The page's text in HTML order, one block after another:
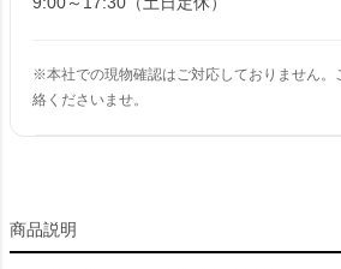
※本社での現物確認はご対応しておりません。
絡くださいませ。
商品説明